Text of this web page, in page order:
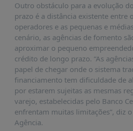
REVISTA
RUMOS
LIVROS
ESTUDOS
NOTÍCIAS
PRÊMIO
ABDE-
BID
PRÊMIO
ABDE
Outro obstáculo para a evolução
prazo é a distância existente entre
operadores e as pequenas e
cenário, as agências de fomento
aproximar o pequeno
crédito de longo prazo. “As
papel de chegar onde o sistema
financiamento tem dificuldade de
por estarem sujeitas as mesmas
varejo, estabelecidas pelo Banco
enfrentam muitas limitações”, diz
Agência.